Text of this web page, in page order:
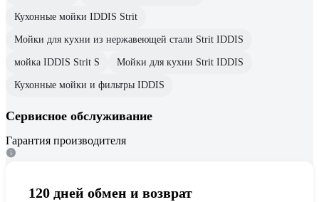
Кухонные мойки IDDIS Strit
Мойки для кухни из нержавеющей стали Strit IDDIS
мойка IDDIS Strit S Мойки для кухни Strit IDDIS
Кухонные мойки и фильтры IDDIS
Сервисное обслуживание
Гарантия производителя
120 дней обмен и возврат